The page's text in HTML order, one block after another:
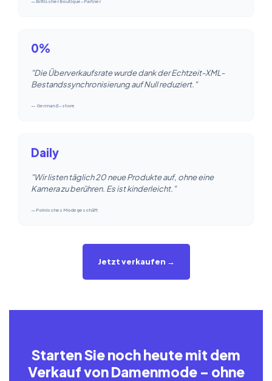
0%
"Die Überverkaufsrate wurde dank der Echtzeit-XML-
Bestandssynchronisierung auf Null reduziert."
— German E-store
Daily
"Wir listen täglich 20 neue Produkte auf, ohne eine
Kamera zu berühren. Es ist kinderleicht."
—Polnisches Modegeschäft
Jetzt verkaufen →
Starten Sie noch heute mit dem
Verkauf von Damenmode – ohne